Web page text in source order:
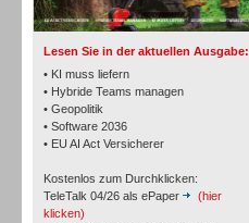
Lesen Sie in der aktuellen Ausgabe:
• KI muss liefern
• Hybride Teams managen
• Geopolitik
• Software 2036
• EU AI Act Versicherer
Kostenlos zum Durchklicken:
TeleTalk 04/26 als ePaper
(hier
klicken)
Workforce-Management